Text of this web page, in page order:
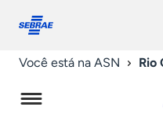
conosco
Você está na ASN Rio